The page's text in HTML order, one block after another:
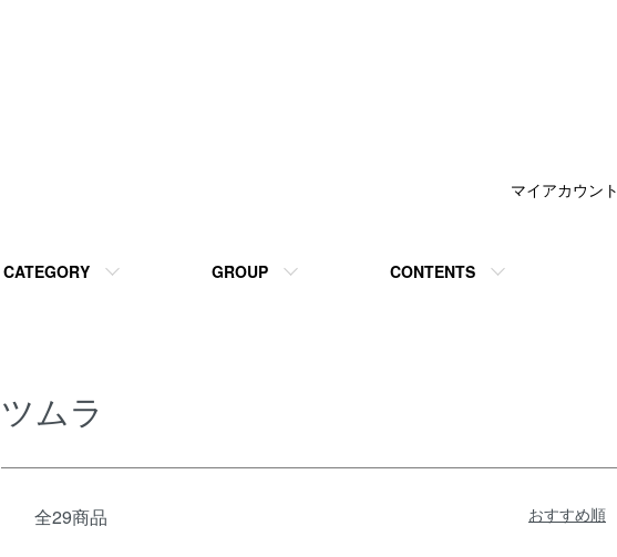
CATEGORY GROUP CONTENTS
マイアカウント
ツムラ
全29商品 おすすめ順